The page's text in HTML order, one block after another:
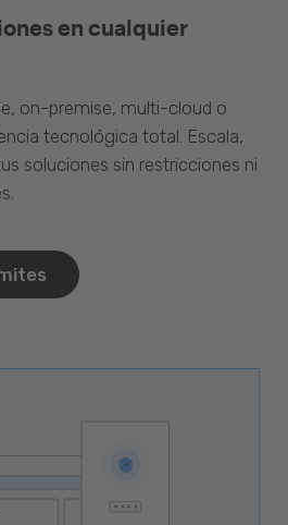
en cualquier
on-premise, multi-cloud o
tecnológica total. Escala,
soluciones sin restricciones ni